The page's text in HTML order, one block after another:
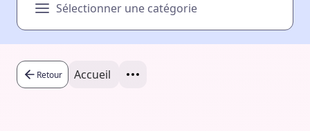
Besoin d'aide ?
Sélectionner une catégorie
Retour Accueil